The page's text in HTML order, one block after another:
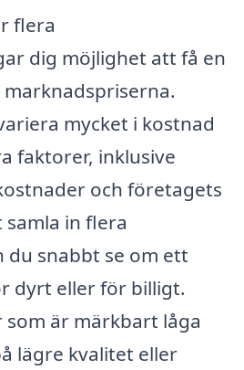
flera
dig möjlighet att få en
mycket i kostnad
faktorer, inklusive
och företagets
in flera
du snabbt se om ett
dyrt eller för billigt.
är märkbart låga
lägre kvalitet eller